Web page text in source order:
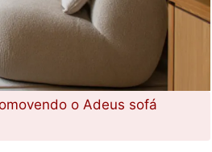
o Adeus sofá